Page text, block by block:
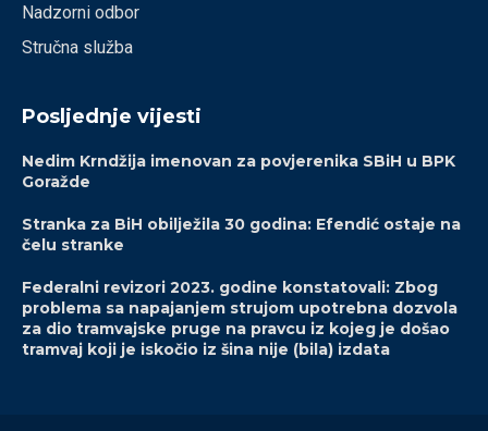
Nadzorni odbor
Stručna služba
Posljednje vijesti
Nedim Krndžija imenovan za povjerenika SBiH u BPK
Goražde
Stranka za BiH obilježila 30 godina: Efendić ostaje na
čelu stranke
Federalni revizori 2023. godine konstatovali: Zbog
problema sa napajanjem strujom upotrebna dozvola
za dio tramvajske pruge na pravcu iz kojeg je došao
tramvaj koji je iskočio iz šina nije (bila) izdata